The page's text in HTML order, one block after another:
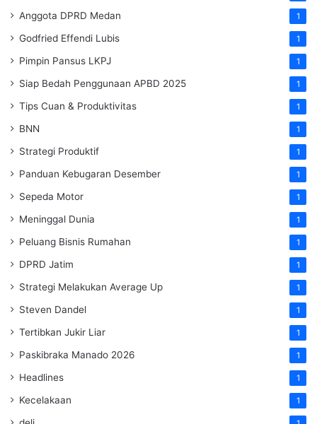
Anggota DPRD Medan 1
Godfried Effendi Lubis 1
Pimpin Pansus LKPJ 1
Siap Bedah Penggunaan APBD 2025 1
Tips Cuan & Produktivitas 1
BNN 1
Strategi Produktif 1
Panduan Kebugaran Desember 1
Sepeda Motor 1
Meninggal Dunia 1
Peluang Bisnis Rumahan 1
DPRD Jatim 1
Strategi Melakukan Average Up 1
Steven Dandel 1
Tertibkan Jukir Liar 1
Paskibraka Manado 2026 1
Headlines 1
Kecelakaan 1